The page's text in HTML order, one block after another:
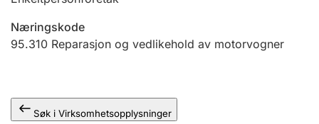
Offentlig sektor
Næringskode
95.310 Reparasjon og vedlikehold av motorvogner
Søk i Virksomhetsopplysninger